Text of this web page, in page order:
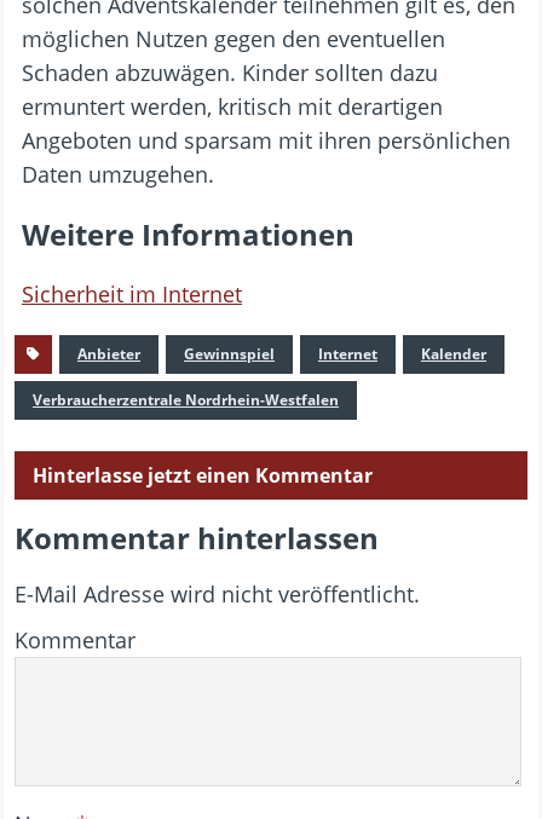
möglichen Nutzen gegen den eventuellen
Schaden abzuwägen. Kinder sollten dazu
ermuntert werden, kritisch mit derartigen
Angeboten und sparsam mit ihren persönlichen
Daten umzugehen.
Weitere Informationen
Sicherheit im Internet
Anbieter Gewinnspiel Internet Kalender
Verbraucherzentrale Nordrhein-Westfalen
Hinterlasse jetzt einen Kommentar
Kommentar hinterlassen
E-Mail Adresse wird nicht veröffentlicht.
Kommentar